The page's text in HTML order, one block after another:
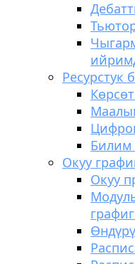
Ресурстук
Билим
Окуу
Окуу